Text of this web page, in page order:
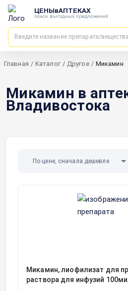
ЦЕНЫвАПТЕКАХ
поиск выгодных предложений
Главная / Каталог / Другое / Микамин
Микамин в
Владивостока
По цене, сначала дешевле
Микамин, лиофилизат для
раствора для инфузий